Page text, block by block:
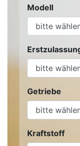
Modell
Getriebe
Kraftstoff